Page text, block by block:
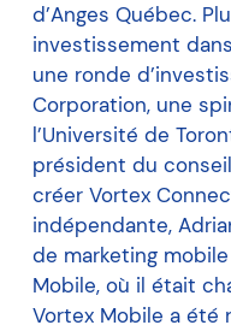
d’Anges Québec.
investissement
une ronde
Corporation, une
l’Université de
président du
créer Vortex
indépendante,
de marketing
Mobile, où il était
Vortex Mobile a été